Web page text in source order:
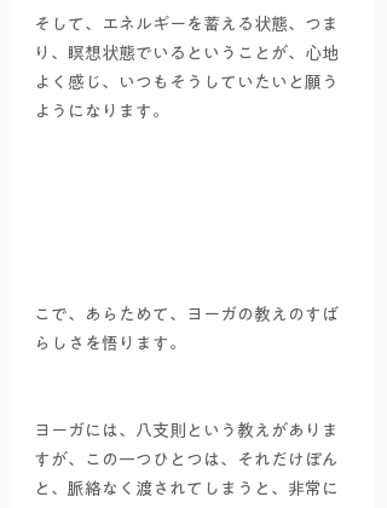
そして、エネルギーを蓄える状態、つま
り、瞑想状態でいるということが、心地
よく感じ、いつもそうしていたいと願う
ようになります。
こで、あらためて、ヨーガの教えのすば
らしさを悟ります。
ヨーガには、八支則という教えがありま
すが、この一つひとつは、それだけぽん
と、脈絡なく渡されてしまうと、非常に